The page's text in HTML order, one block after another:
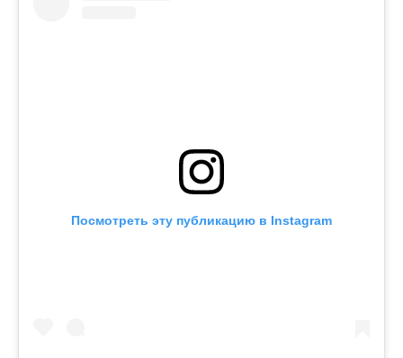
Посмотреть эту публикацию в Instagram